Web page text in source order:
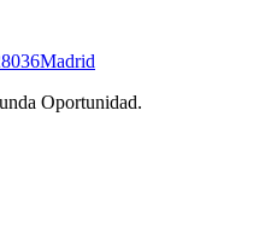
Madrid
Oportunidad.